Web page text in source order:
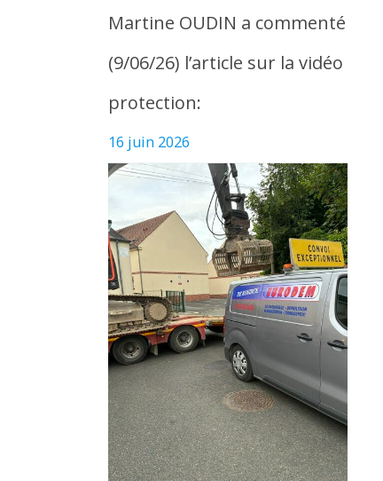
Martine OUDIN a commenté
(9/06/26) l’article sur la vidéo
protection:
16 juin 2026